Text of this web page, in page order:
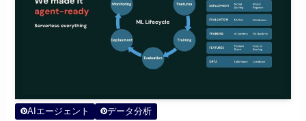
AIエージェント データ分析